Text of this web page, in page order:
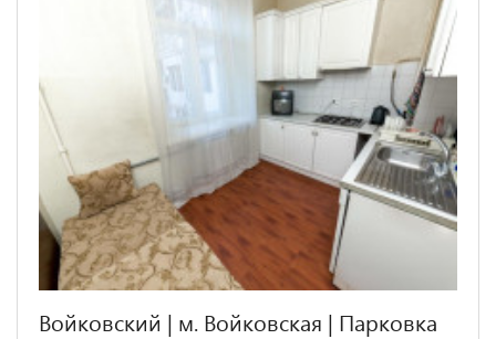
Войковский | м. Войковская | Парковка